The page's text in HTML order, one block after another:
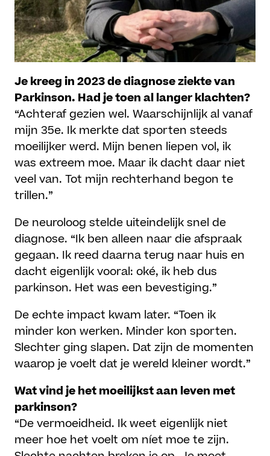
Je kreeg in 2023 de diagnose ziekte van
Parkinson. Had je toen al langer klachten?
“Achteraf gezien wel. Waarschijnlijk al vanaf
mijn 35e. Ik merkte dat sporten steeds
moeilijker werd. Mijn benen liepen vol, ik
was extreem moe. Maar ik dacht daar niet
veel van. Tot mijn rechterhand begon te
trillen.”
De neuroloog stelde uiteindelijk snel de
diagnose. “Ik ben alleen naar die afspraak
gegaan. Ik reed daarna terug naar huis en
dacht eigenlijk vooral: oké, ik heb dus
parkinson. Het was een bevestiging.”
De echte impact kwam later. “Toen ik
minder kon werken. Minder kon sporten.
Slechter ging slapen. Dat zijn de momenten
waarop je voelt dat je wereld kleiner wordt.”
Wat vind je het moeilijkst aan leven met
parkinson?
“De vermoeidheid. Ik weet eigenlijk niet
meer hoe het voelt om níet moe te zijn.